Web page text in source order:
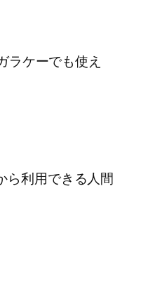
ラケーでも使え
ら利用できる人間